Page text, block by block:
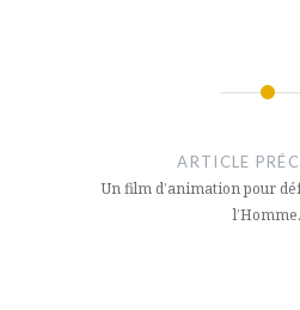
l’article
ARTICLE
Un film d’animation pour
l’Homme.